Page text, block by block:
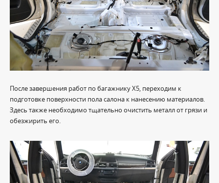
После завершения работ по багажнику X5, переходим к
подготовке поверхности пола салона к нанесению материалов.
Здесь также необходимо тщательно очистить металл от грязи и
обезжирить его.